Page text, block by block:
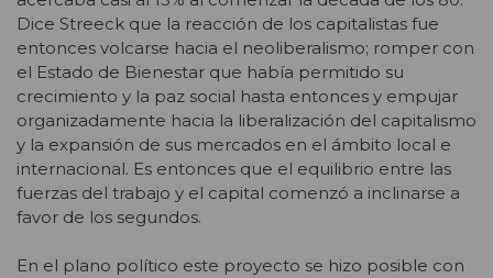
Dice Streeck que la reacción de los capitalistas fue
entonces volcarse hacia el neoliberalismo; romper con
el Estado de Bienestar que había permitido su
crecimiento y la paz social hasta entonces y empujar
organizadamente hacia la liberalización del capitalismo
y la expansión de sus mercados en el ámbito local e
internacional. Es entonces que el equilibrio entre las
fuerzas del trabajo y el capital comenzó a inclinarse a
favor de los segundos.
En el plano político este proyecto se hizo posible con